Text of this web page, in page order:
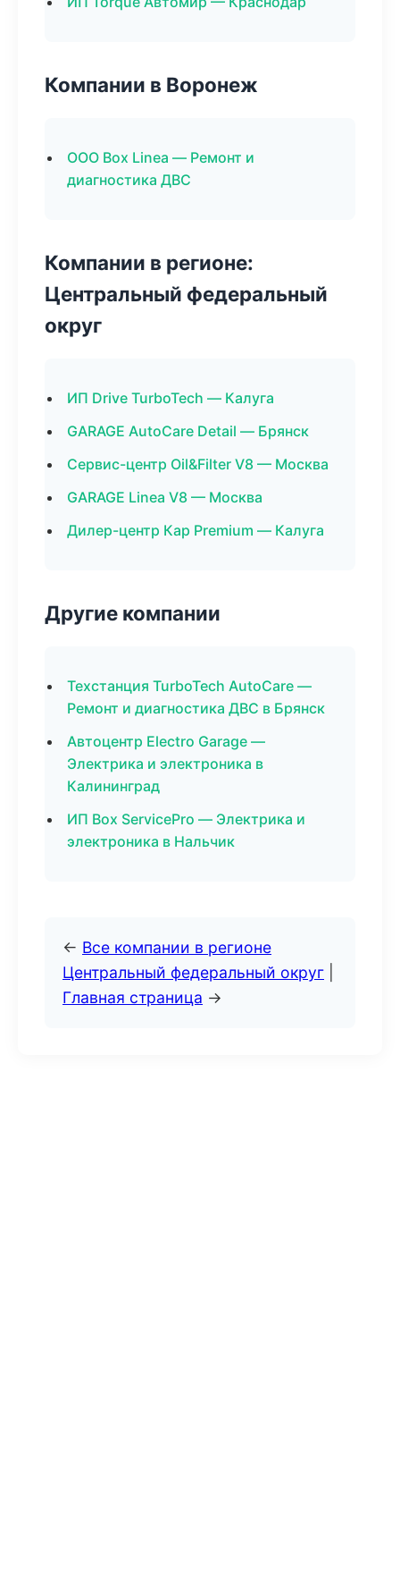
Компании в Воронеж
ООО Box Linea — Ремонт и
диагностика ДВС
Компании в регионе:
Центральный федеральный
округ
ИП Drive TurboTech — Калуга
GARAGE AutoCare Detail — Брянск
Сервис-центр Oil&Filter V8 — Москва
GARAGE Linea V8 — Москва
Дилер-центр Кар Premium — Калуга
Другие компании
Техстанция TurboTech AutoCare —
Ремонт и диагностика ДВС в Брянск
Автоцентр Electro Garage —
Электрика и электроника в
Калининград
ИП Box ServicePro — Электрика и
электроника в Нальчик
← Все компании в регионе
Центральный федеральный округ
Главная страница →